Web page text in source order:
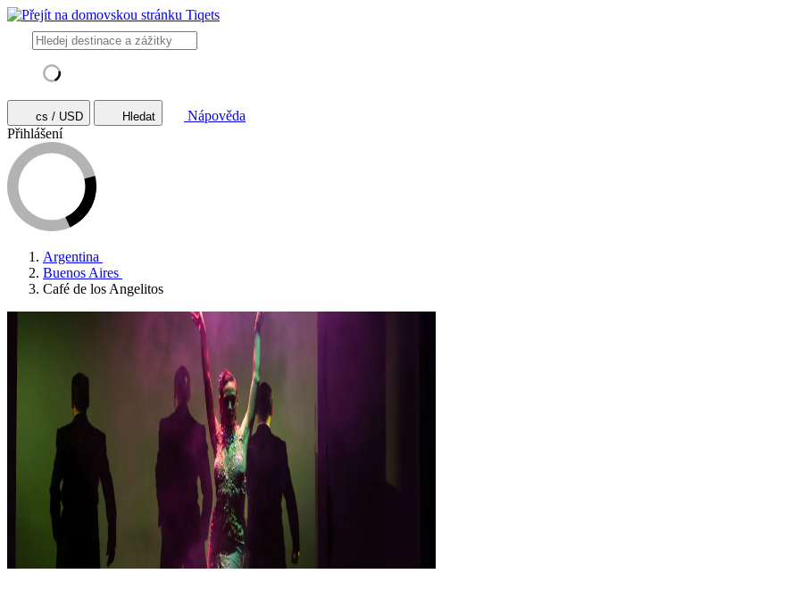
cs / USD Hledat
Nápověda
Přihlášení
Argentina
Buenos Aires
Café de los Angelitos